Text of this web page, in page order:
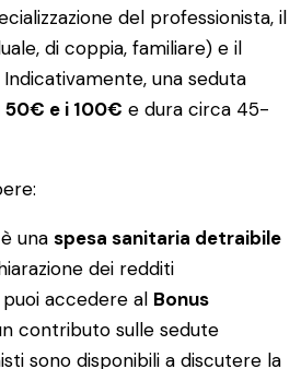
del professionista, il
di coppia, familiare) e il
una seduta
50€ e i 100€ e dura circa 45-
una spesa sanitaria detraibile
dei redditi
puoi accedere al Bonus
contributo sulle sedute
sono disponibili a discutere la